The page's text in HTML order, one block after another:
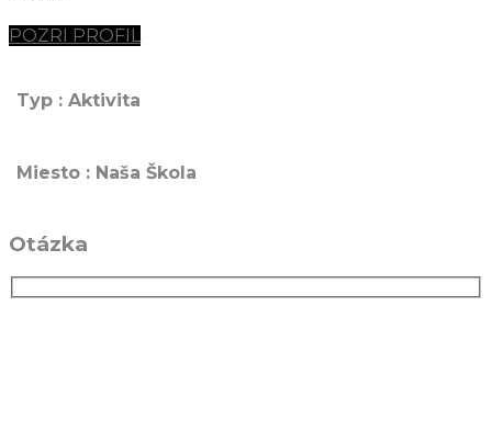
POZRI PROFIL
Typ : Aktivita
Miesto : Naša Škola
Otázka